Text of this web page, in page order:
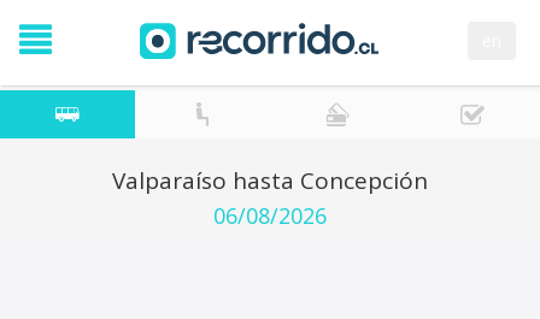
Valparaíso hasta Concepción
06/08/2026